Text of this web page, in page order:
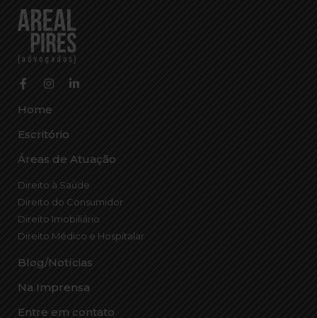
Home
Escritório
Áreas de Atuação
Direito à Saúde
Direito do Consumidor
Direito Imobiliário
Direito Médico e Hospitalar
Blog/Notícias
Na Imprensa
Entre em contato